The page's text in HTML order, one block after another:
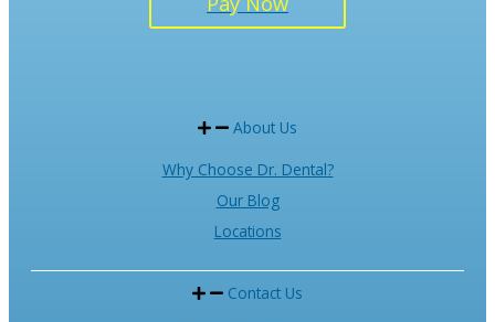
About Us
Why Choose Dr. Dental?
Our Blog
Locations
Contact Us